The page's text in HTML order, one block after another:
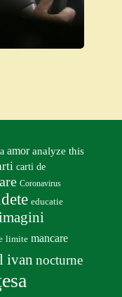
amor analyze this
carti de
Coronavirus
educatie
limite mancare
ivan nocturne